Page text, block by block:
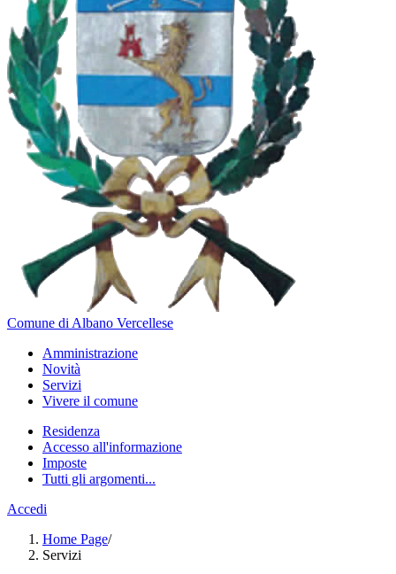
Comune di Albano Vercellese
Amministrazione
Novità
Servizi
Vivere il comune
Residenza
Accesso all'informazione
Imposte
Tutti gli argomenti...
Accedi
Home Page/
Servizi